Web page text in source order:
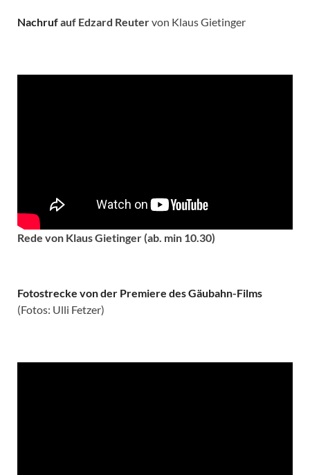
Nachrufauf Edzard Reutervon Klaus Gietinger
Rede von Klaus Gietinger (ab. min 10.30)
Fotostrecke von der Premiere des Gäubahn-Films
(Fotos: Ulli Fetzer)